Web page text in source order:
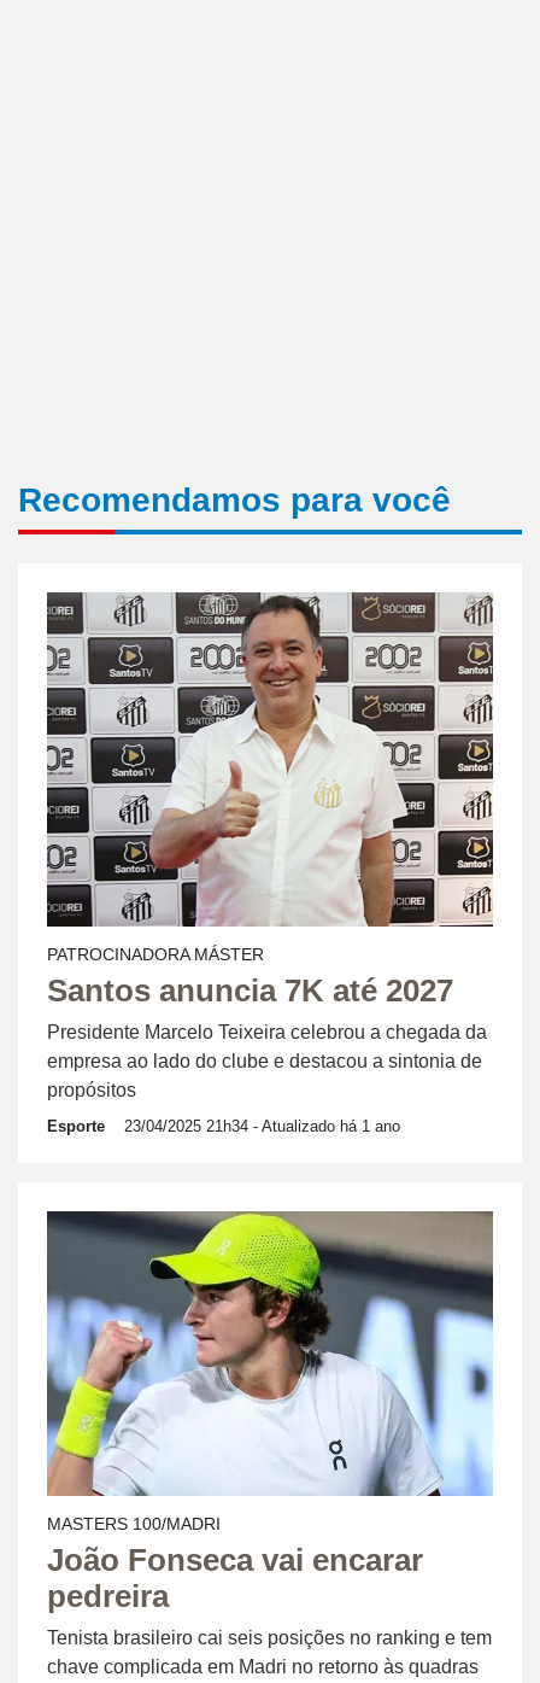
Recomendamos para você
PATROCINADORA MÁSTER
Santos anuncia 7K até 2027
Presidente Marcelo Teixeira celebrou a chegada da
empresa ao lado do clube e destacou a sintonia de
propósitos
Esporte 23/04/2025 21h34 - Atualizado há 1 ano
MASTERS 100/MADRI
João Fonseca vai encarar
pedreira
Tenista brasileiro cai seis posições no ranking e tem
chave complicada em Madri no retorno às quadras